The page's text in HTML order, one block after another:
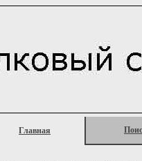
Главная